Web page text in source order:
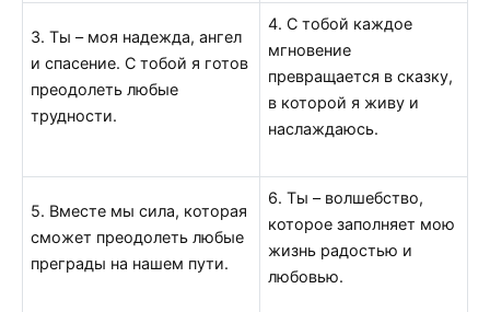
3. Ты – моя надежда, ангел
и спасение. С тобой я готов
преодолеть любые
трудности.
4. С тобой каждое
мгновение
превращается в сказку,
в которой я живу и
наслаждаюсь.
5. Вместе мы сила, которая
сможет преодолеть любые
преграды на нашем пути.
6. Ты – волшебство,
которое заполняет мою
жизнь радостью и
любовью.